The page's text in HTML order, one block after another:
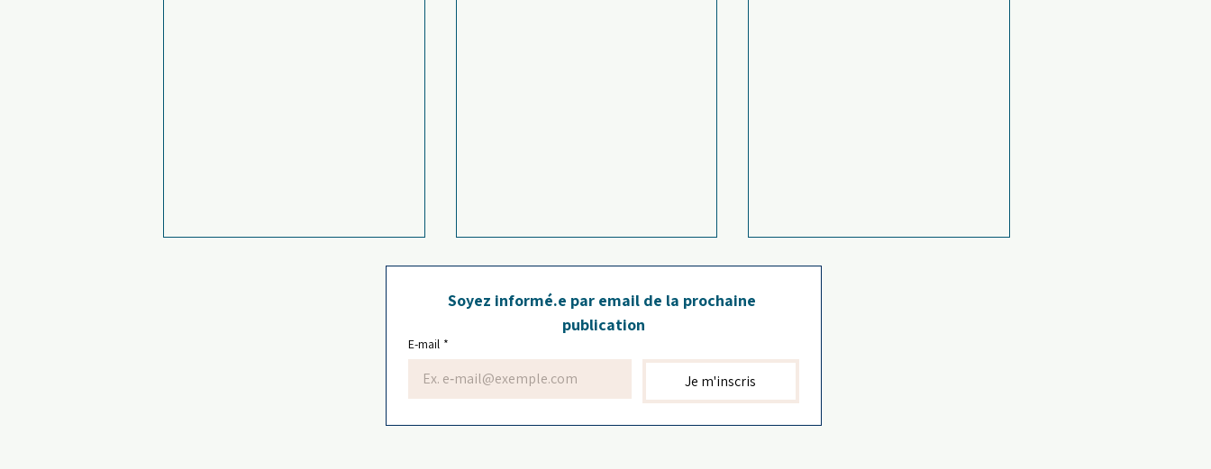
TRAVAUX 15-16-17 JUILLET
Des travaux sur le réseau d'eau du
tout RDV en présentiel les 15, 16 et
17 juillet prochains.
Soyez informé.e par email de la prochaine
publication
E-mail *
Je m'inscris